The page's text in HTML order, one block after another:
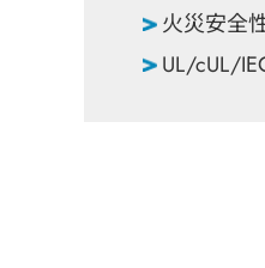
火災安全
UL/cUL/